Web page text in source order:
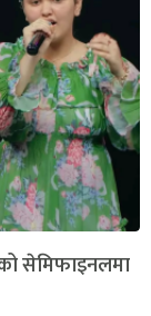
सेमिफाइनलमा